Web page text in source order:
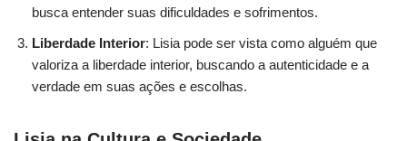
busca entender suas dificuldades e sofrimentos.
Liberdade Interior: Lisia pode ser vista como alguém que
valoriza a liberdade interior, buscando a autenticidade e a
verdade em suas ações e escolhas.